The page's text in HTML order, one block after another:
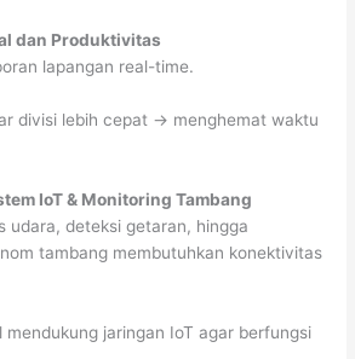
dan Produktivitas
lapangan real-time.
divisi lebih cepat → menghemat waktu
IoT & Monitoring Tambang
udara, deteksi getaran, hingga
tambang membutuhkan konektivitas
mendukung jaringan IoT agar berfungsi